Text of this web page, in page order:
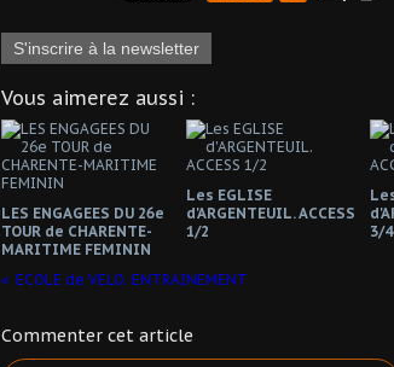
S'inscrire à la newsletter
Vous aimerez aussi :
LES ENGAGEES DU 26e
TOUR de CHARENTE-
MARITIME FEMININ
Les EGLISE
d'ARGENTEUIL. ACCESS
1/2
3/4
ECOLE de VELO. ENTRAINEMENT
Commenter cet article